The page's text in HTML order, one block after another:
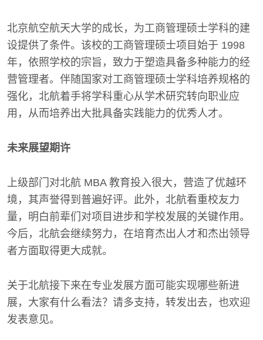
北京航空航天大学的成长，为工商管理硕士学科的建
设提供了条件。该校的工商管理硕士项目始于 1998
年，依照学校的宗旨，致力于塑造具备多种能力的经
营管理者。伴随国家对工商管理硕士学科培养规格的
强化，北航着手将学科重心从学术研究转向职业应
用，从而培养出大批具备实践能力的优秀人才。
未来展望期许
上级部门对北航 MBA 教育投入很大，营造了优越环
境，其声誉得到普遍好评。此外，北航看重校友力
量，明白前辈们对项目进步和学校发展的关键作用。
今后，北航会继续努力，在培育杰出人才和杰出领导
者方面取得更大成就。
关于北航接下来在专业发展方面可能实现哪些新进
展，大家有什么看法？请多支持，转发出去，也欢迎
发表意见。